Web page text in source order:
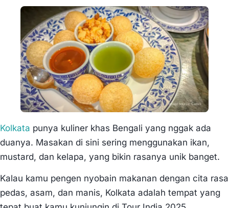
Kolkata punya kuliner khas Bengali yang nggak ada
duanya. Masakan di sini sering menggunakan ikan,
mustard, dan kelapa, yang bikin rasanya unik banget.
Kalau kamu pengen nyobain makanan dengan cita rasa
pedas, asam, dan manis, Kolkata adalah tempat yang